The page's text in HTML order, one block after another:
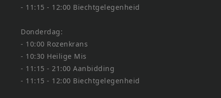
- 11:15 - 12:00 Biechtgelegenheid
Donderdag:
- 10:00 Rozenkrans
- 10:30 Heilige Mis
- 11:15 - 21:00 Aanbidding
- 11:15 - 12:00 Biechtgelegenheid